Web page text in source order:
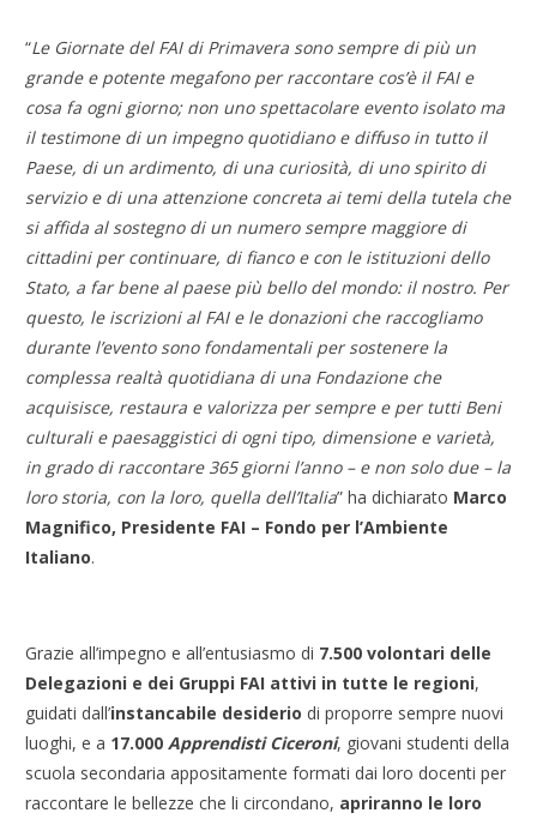
“Le Giornate del FAI di Primavera sono sempre di più un
grande e potente megafono per raccontare cos’è il FAI e
cosa fa ogni giorno; non uno spettacolare evento isolato ma
il testimone di un impegno quotidiano e diffuso in tutto il
Paese, di un ardimento, di una curiosità, di uno spirito di
servizio e di una attenzione concreta ai temi della tutela che
si affida al sostegno di un numero sempre maggiore di
cittadini per continuare, di fianco e con le istituzioni dello
Stato, a far bene al paese più bello del mondo: il nostro. Per
questo, le iscrizioni al FAI e le donazioni che raccogliamo
durante l’evento sono fondamentali per sostenere la
complessa realtà quotidiana di una Fondazione che
acquisisce, restaura e valorizza per sempre e per tutti Beni
culturali e paesaggistici di ogni tipo, dimensione e varietà,
in grado di raccontare 365 giorni l’anno – e non solo due – la
loro storia, con la loro, quella dell’Italia” ha dichiarato Marco
Magnifico, Presidente FAI – Fondo per l’Ambiente
Italiano.
Grazie all’impegno e all’entusiasmo di 7.500 volontari delle
Delegazioni e dei Gruppi FAI attivi in tutte le regioni,
guidati dall’instancabile desiderio di proporre sempre nuovi
luoghi, e a 17.000 Apprendisti Ciceroni, giovani studenti della
scuola secondaria appositamente formati dai loro docenti per
raccontare le bellezze che li circondano, apriranno le loro